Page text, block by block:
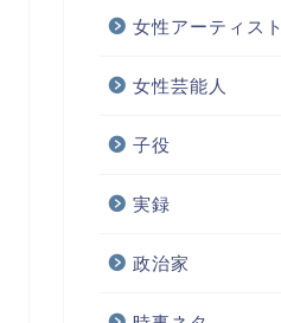
女性アーティスト
女性芸能人
子役
実録
政治家